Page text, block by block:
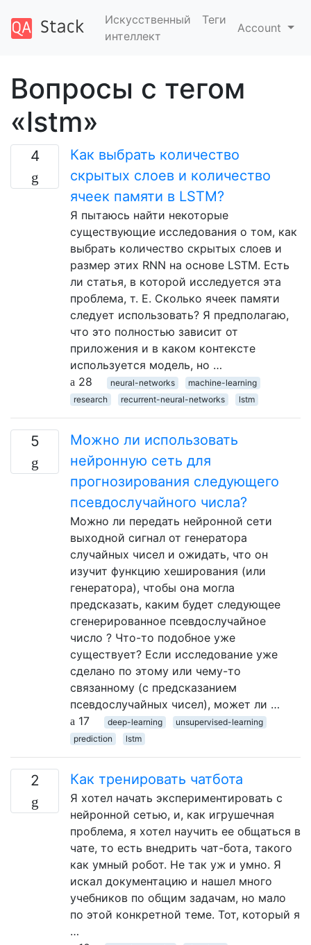
Искусственный
интеллект
Теги
Account
Вопросы с тегом
«lstm»
4
Как выбрать количество
скрытых слоев и количество
ячеек памяти в LSTM?
Я пытаюсь найти некоторые
существующие исследования о том, как
выбрать количество скрытых слоев и
размер этих RNN на основе LSTM. Есть
ли статья, в которой исследуется эта
проблема, т. Е. Сколько ячеек памяти
следует использовать? Я предполагаю,
что это полностью зависит от
приложения и в каком контексте
используется модель, но …
28
neural-networks
machine-learning
research
recurrent-neural-networks lstm
5
Можно ли использовать
нейронную сеть для
прогнозирования следующего
псевдослучайного числа?
Можно ли передать нейронной сети
выходной сигнал от генератора
случайных чисел и ожидать, что он
изучит функцию хеширования (или
генератора), чтобы она могла
предсказать, каким будет следующее
сгенерированное псевдослучайное
число ? Что-то подобное уже
существует? Если исследование уже
сделано по этому или чему-то
связанному (с предсказанием
псевдослучайных чисел), может ли …
17
deep-learning
unsupervised-learning
prediction
lstm
2 Как тренировать чатбота
Я хотел начать экспериментировать с
нейронной сетью, и, как игрушечная
проблема, я хотел научить ее общаться в
чате, то есть внедрить чат-бота, такого
как умный робот. Не так уж и умно. Я
искал документацию и нашел много
учебников по общим задачам, но мало
по этой конкретной теме. Тот, который я
…